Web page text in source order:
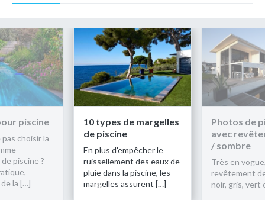
margelles
le
des eaux de
les
[…]
Photos de piscines
avec revêtement noir
/ sombre
Très en vogue, le
revêtement de piscine
noir, gris, vert ou bleu […]
Peinture
Pourquoi ne
peinture
revêtement
Moderne,
l’application